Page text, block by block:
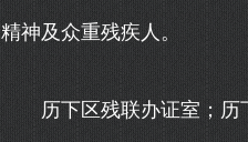
精神及众重残疾人。
历下区残联办证室；历下